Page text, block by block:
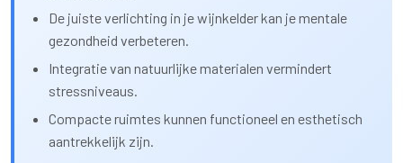
De juiste verlichting in je wijnkelder kan je mentale
gezondheid verbeteren.
Integratie van natuurlijke materialen vermindert
stressniveaus.
Compacte ruimtes kunnen functioneel en esthetisch
aantrekkelijk zijn.